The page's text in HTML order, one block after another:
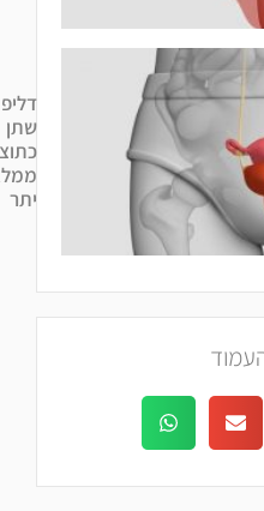
כתוצאה
ממלאות